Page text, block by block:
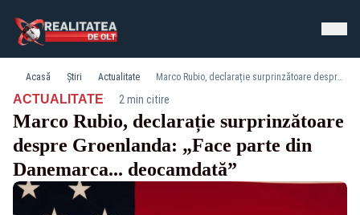
Acasă Știri Actualitate Marco Rubio, declarație surprinzătoare despre Groenlanda: „Face parte din Danemarca... deocamdată”
ACTUALITATE· 2 min citire
Marco Rubio, declarație surprinzătoare
despre Groenlanda: „Face parte din
Danemarca... deocamdată”